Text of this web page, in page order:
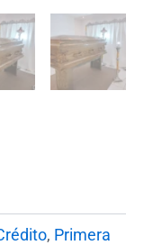
, Primera